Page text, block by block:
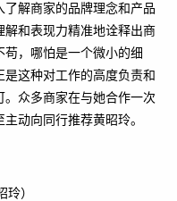
解商家的品牌理念和产品
和表现力精准地诠释出商
，哪怕是一个微小的细
这种对工作的高度负责和
众多商家在与她合作一次
动向同行推荐黄昭玲。
玲）